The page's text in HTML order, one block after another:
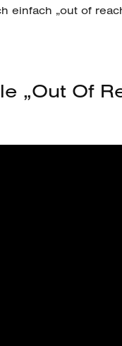
einfach „out of
„Out Of